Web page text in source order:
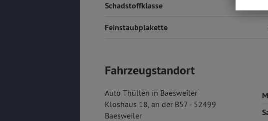
Schadstoffklasse
Feinstaubplakette
Fahrzeugstandort
Auto Thüllen in Baesweiler
Kloshaus 18, an der B57 - 52499
Baesweiler